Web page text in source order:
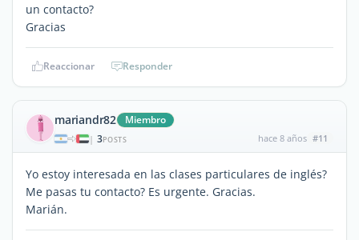
un contacto?
Gracias
Reaccionar Responder
mariandr82 Miembro
| 3POSTS hace 8 años #11
Yo estoy interesada en las clases particulares de inglés?
Me pasas tu contacto? Es urgente. Gracias.
Marián.